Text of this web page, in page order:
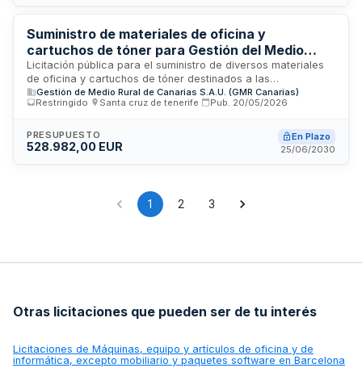
necesidades cotidianas de los distintos departamentos y
áreas de la Mancomunidad. El procedimiento, íntegramente
electrónico y abierto durante toda su vigencia, permite
adherirse en cualquier momento a cualquier empresa
interesada que acredite los requisitos de solvencia
establecidos, facilitando así la concurrencia, la
transparencia y la racionalización del gasto público.
Suministro de materiales de oficina y
cartuchos de tóner para Gestión del Medio
Rural de Canarias
Licitación pública para el suministro de diversos materiales
de oficina y cartuchos de tóner destinados a las
operaciones administrativas de Gestión del Medio Rural de
Canarias S.A.U., organismo dependiente de la Consejería
rural en la provincia de Tenerife. El contrato comprende la
provisión de artículos fungibles de papelería y consumibles
suministro continuado de materiales estándar de oficina con
vigencia durante el período de ejecución del contrato.
Gestión de Medio Rural de Canarias S.A.U. (GMR Canarias)
Restringido
Santa cruz de tenerife Pub. 20/05/2026
PRESUPUESTO
528.982,00 EUR
En Plazo
25/06/2030
1 2 3
Otras licitaciones que pueden ser de tu interés
Licitaciones de Máquinas, equipo y artículos de oficina y de
informática, excepto mobiliario y paquetes software en Barcelona